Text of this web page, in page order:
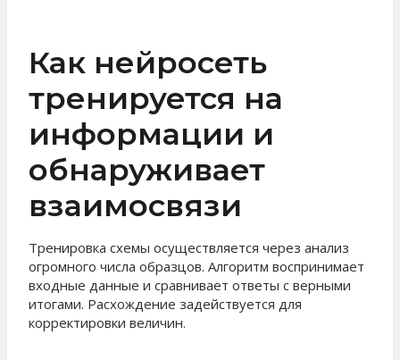
Как нейросеть
тренируется на
информации и
обнаруживает
взаимосвязи
Тренировка схемы осуществляется через анализ
огромного числа образцов. Алгоритм воспринимает
входные данные и сравнивает ответы с верными
итогами. Расхождение задействуется для
корректировки величин.